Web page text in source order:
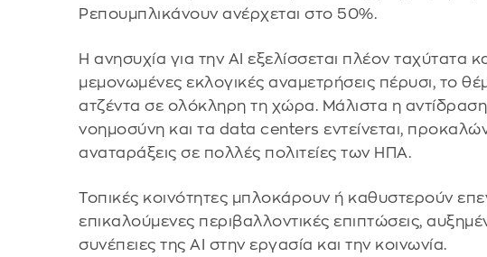
Ρεπουμπλικάνουν ανέρχεται στο 50%.
Η ανησυχία για την AI εξελίσσεται πλέον ταχύτατα
μεμονωμένες εκλογικές αναμετρήσεις πέρυσι, το
ατζέντα σε ολόκληρη τη χώρα. Μάλιστα η
νοημοσύνη και τα data centers εντείνεται,
αναταράξεις σε πολλές πολιτείες των ΗΠΑ.
Τοπικές κοινότητες μπλοκάρουν ή καθυστερούν
επικαλούμενες περιβαλλοντικές επιπτώσεις,
συνέπειες της AI στην εργασία και την κοινωνία.